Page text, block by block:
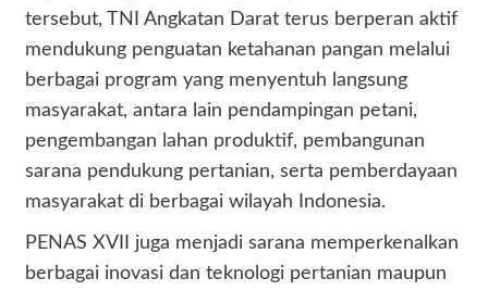
tersebut, TNI Angkatan Darat terus berperan aktif
mendukung penguatan ketahanan pangan melalui
berbagai program yang menyentuh langsung
masyarakat, antara lain pendampingan petani,
pengembangan lahan produktif, pembangunan
sarana pendukung pertanian, serta pemberdayaan
masyarakat di berbagai wilayah Indonesia.
PENAS XVII juga menjadi sarana memperkenalkan
berbagai inovasi dan teknologi pertanian maupun